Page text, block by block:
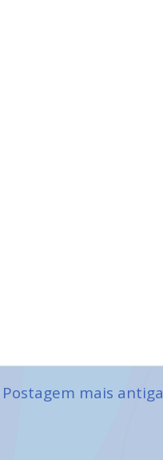
Postagem mais antiga